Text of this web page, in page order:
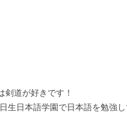
道が好きです！
生日本語学園で日本語を勉強